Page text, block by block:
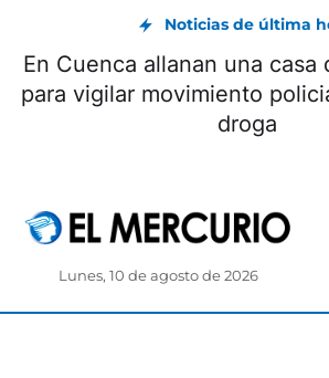
Noticias de última
En Cuenca allanan una casa
para vigilar movimiento
droga
Lunes, 10 de agosto de 2026